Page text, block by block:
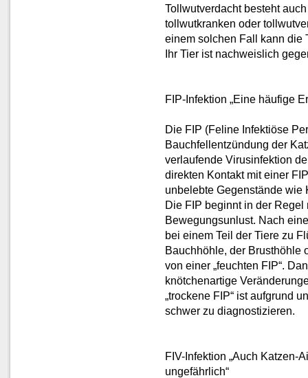
Tollwutverdacht besteht
tollwutkranken oder
einem solchen Fall kann die
Ihr Tier ist nachweislich
FIP-Infektion „Eine häufige
Die FIP (Feline Infektiöse
Bauchfellentzündung der
verlaufende Virusinfektion
direkten Kontakt mit einer
unbelebte Gegenstände wie
Die FIP beginnt in der
Bewegungsunlust. Nach
bei einem Teil der Tiere zu
Bauchhöhle, der Brusthöhle
von einer „feuchten FIP“.
knötchenartige
„trockene FIP“ ist aufgrund
schwer zu diagnostizieren.
FIV-Infektion „Auch Katzen-
ungefährlich“